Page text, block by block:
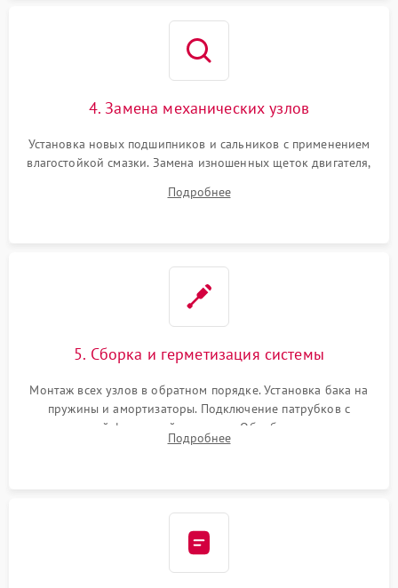
4. Замена механических узлов
Установка новых подшипников и сальников с применением
влагостойкой смазки. Замена изношенных щеток двигателя,
или поврежденной резиновой манжеты.
Подробнее
5. Сборка и герметизация системы
Монтаж всех узлов в обратном порядке. Установка бака на
пружины и амортизаторы. Подключение патрубков с
надежной фиксацией хомутами. Обработка стыков
герметиком для предотвращения возможных протечек воды.
Подробнее